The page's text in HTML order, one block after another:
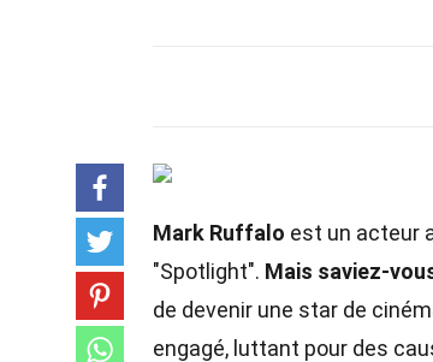
Mark Ruffalo est un acteur
"Spotlight". Mais saviez-
de devenir une star de
engagé, luttant pour des